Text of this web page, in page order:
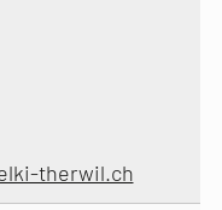
therwil.ch